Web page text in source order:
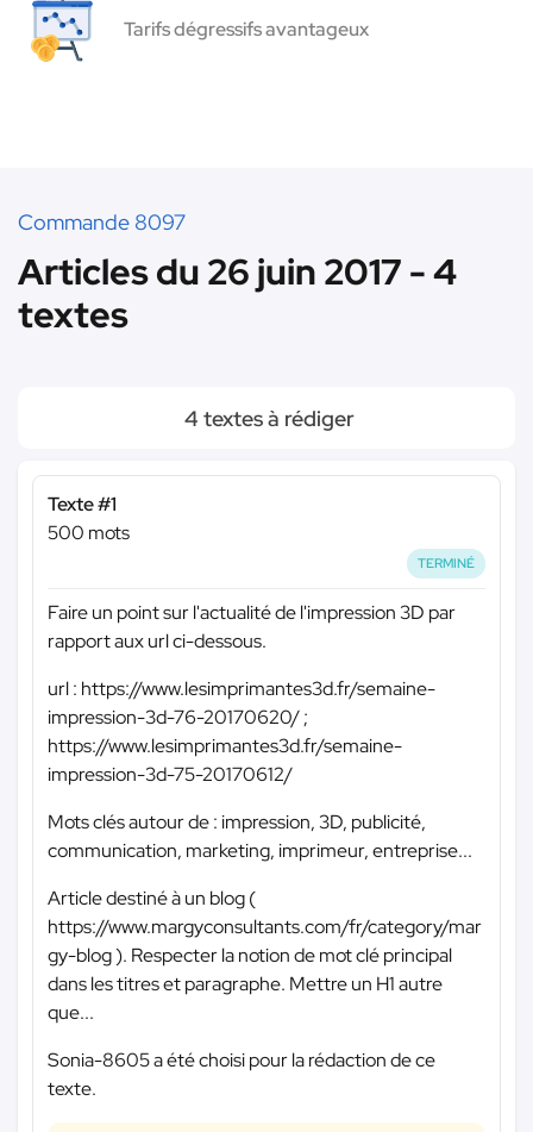
Tarifs dégressifs avantageux
Commande 8097
Articles du 26 juin 2017 - 4
textes
4 textes à rédiger
Texte #1
500 mots
TERMINÉ
Faire un point sur l'actualité de l'impression 3D par
rapport aux url ci-dessous.
url : https://www.lesimprimantes3d.fr/semaine-
impression-3d-76-20170620/ ;
https://www.lesimprimantes3d.fr/semaine-
impression-3d-75-20170612/
Mots clés autour de : impression, 3D, publicité,
communication, marketing, imprimeur, entreprise...
Article destiné à un blog (
https://www.margyconsultants.com/fr/category/mar
gy-blog ). Respecter la notion de mot clé principal
dans les titres et paragraphe. Mettre un H1 autre
que...
Sonia-8605 a été choisi pour la rédaction de ce
texte.